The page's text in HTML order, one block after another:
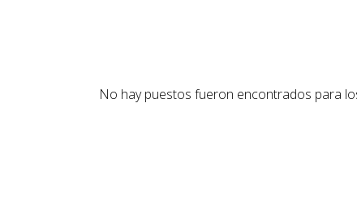
No hay puestos fueron encontrados para